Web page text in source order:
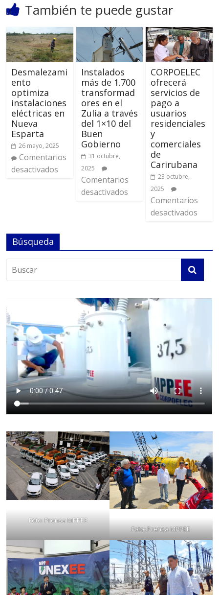
También te puede gustar
Desmalezami
ento
optimiza
instalaciones
eléctricas en
Nueva
Esparta
26 mayo, 2025
Comentarios
desactivados
Instalados
más de 1.700
transformad
ores en el
Zulia a través
del 1×10 del
Buen
Gobierno
31 octubre,
2025
Comentarios
desactivados
CORPOELEC
ofrecerá
servicios de
pago a
usuarios
residenciales
y
comerciales
de
Carirubana
23 octubre,
2025
Comentarios
desactivados
Búsqueda
Foto: Prensa MPPEE
Foto: Prensa MPPEE